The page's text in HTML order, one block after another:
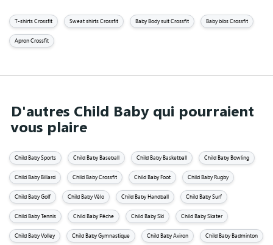
T-shirts Crossfit Sweat shirts Crossfit Baby Body suit Crossfit Baby bibs Crossfit
Apron Crossfit
D'autres Child Baby qui pourraient
vous plaire
Child Baby Sports Child Baby Baseball Child Baby Basketball Child Baby Bowling
Child Baby Billard Child Baby Crossfit Child Baby Foot Child Baby Rugby
Child Baby Golf Child Baby Vélo Child Baby Handball Child Baby Surf
Child Baby Tennis Child Baby Pêche Child Baby Ski Child Baby Skater
Child Baby Volley Child Baby Gymnastique Child Baby Aviron Child Baby Badminton